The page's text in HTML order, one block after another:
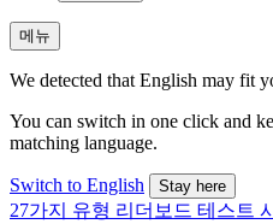
메뉴
We detected that English may fit
You can switch in one click and
matching language.
Switch to English Stay here
27가지 유형 리더보드 테스트